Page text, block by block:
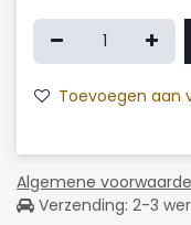
Toevoegen aan
Algemene
Verzending: 2-3